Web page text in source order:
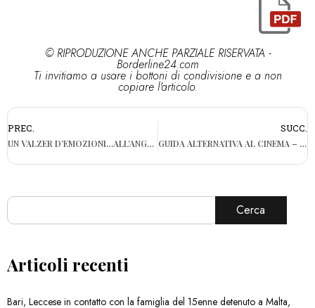
© RIPRODUZIONE ANCHE PARZIALE RISERVATA -
Borderline24.com
Ti invitiamo a usare i bottoni di condivisione e a non
copiare l'articolo.
PREC.
UN VALZER D’EMOZIONI…ALL’ANGOLO DIVINO
SUCC.
GUIDA ALTERNATIVA AL CINEMA – 7 FILM D’AMORE ATIPICI
Cerca
Articoli recenti
Bari, Leccese in contatto con la famiglia del 15enne detenuto a Malta,